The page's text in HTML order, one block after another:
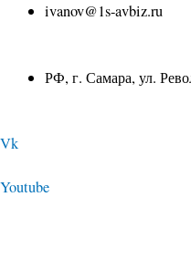
ivanov@1s-avbiz.ru
РФ, г. Самара, ул.
Vk
Youtube